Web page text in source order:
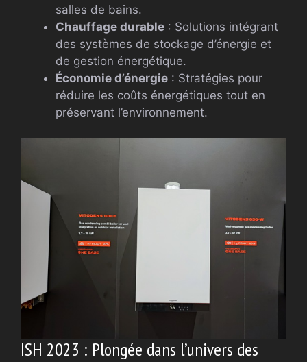
salles de bains.
Chauffage durable : Solutions intégrant
des systèmes de stockage d’énergie et
de gestion énergétique.
Économie d’énergie : Stratégies pour
réduire les coûts énergétiques tout en
préservant l’environnement.
ISH 2023 : Plongée dans l’univers des